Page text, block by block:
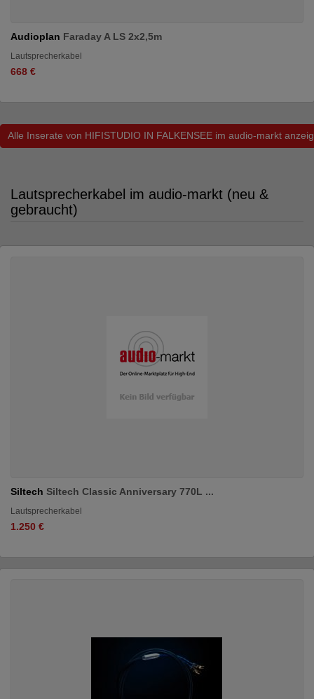
Audioplan Faraday A LS 2x2,5m
Lautsprecherkabel
668 €
Alle Inserate von HIFISTUDIO IN FALKENSEE im audio-markt
Lautsprecherkabel im audio-markt (neu &
gebraucht)
Siltech Siltech Classic Anniversary 770L ...
Lautsprecherkabel
1.250 €